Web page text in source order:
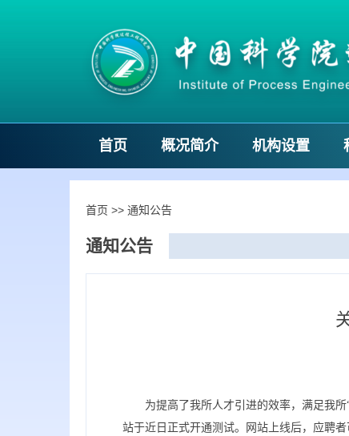
首页 概况简介 机构设置
首页 >> 通知公告
通知公告
为提高了我所人才引进的效率，满足我
站于近日正式开通测试。网站上线后，应聘